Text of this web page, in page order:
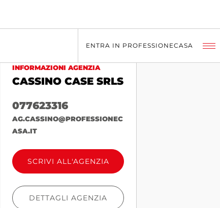
ENTRA IN PROFESSIONECASA
INFORMAZIONI AGENZIA
CASSINO CASE SRLS
077623316
AG.CASSINO@PROFESSIONEC
ASA.IT
SCRIVI ALL'AGENZIA
DETTAGLI AGENZIA